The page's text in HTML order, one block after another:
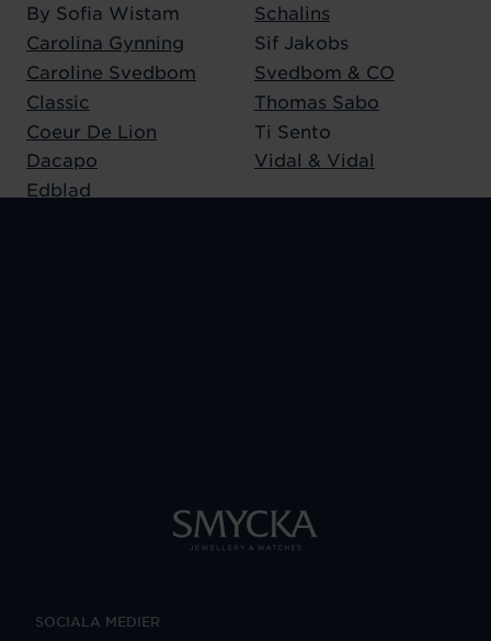
By Sofia Wistam
Carolina Gynning
Caroline Svedbom
Classic
Coeur De Lion
Dacapo
Edblad
Schalins
Sif Jakobs
Svedbom & CO
Thomas Sabo
Ti Sento
Vidal & Vidal
SOCIALA MEDIER